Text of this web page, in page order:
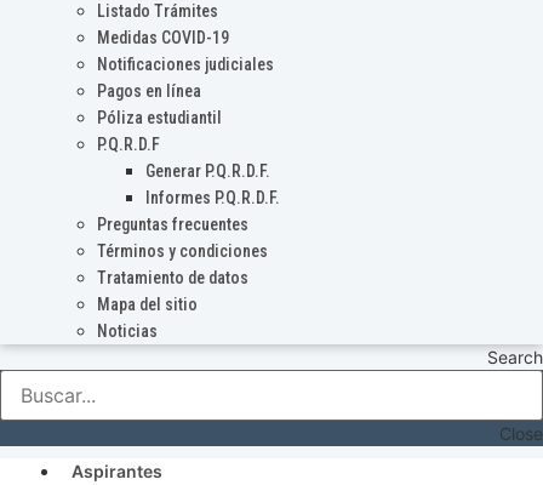
Listado Trámites
Medidas COVID-19
Notificaciones judiciales
Pagos en línea
Póliza estudiantil
P.Q.R.D.F
Generar P.Q.R.D.F.
Informes P.Q.R.D.F.
Preguntas frecuentes
Términos y condiciones
Tratamiento de datos
Mapa del sitio
Noticias
Search
Close
Aspirantes